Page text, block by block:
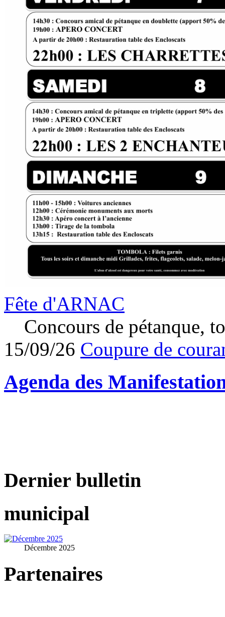
Fête d'ARNAC
Concours de pétanque,
15/09/26 Coupure de
Agenda des
Dernier bulletin
municipal
Décembre 2025
Partenaires